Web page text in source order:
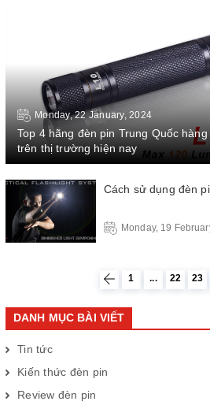
Monday, 22 January, 2024
Top 4 hãng đèn pin Trung Quốc hàng
trên thị trường hiện nay
Cách sử dụng đèn
Monday, 19
1 ... 22 23
DANH MỤC BÀI VIẾT
Tin tức
Kiến thức đèn pin
Review đèn pin